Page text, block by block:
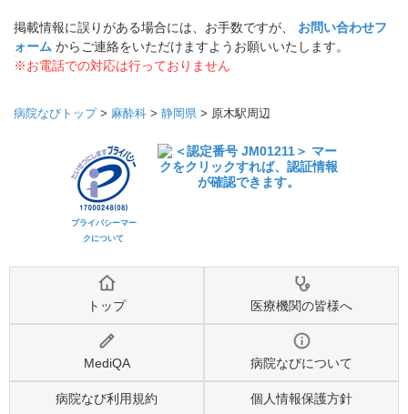
掲載情報に誤りがある場合には、お手数ですが、 お問い合わせフ
ォーム からご連絡をいただけますようお願いいたします。
※お電話での対応は行っておりません
病院なびトップ> 麻酔科 > 静岡県 > 原木駅周辺
プライバシーマー
クについて
トップ 医療機関の皆様へ
MediQA 病院なびについて
病院なび利用規約 個人情報保護方針